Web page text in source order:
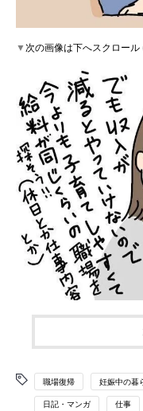
▼次の画像は下へスクロール
職場復帰 妊娠中の暮
日記・マンガ 仕事